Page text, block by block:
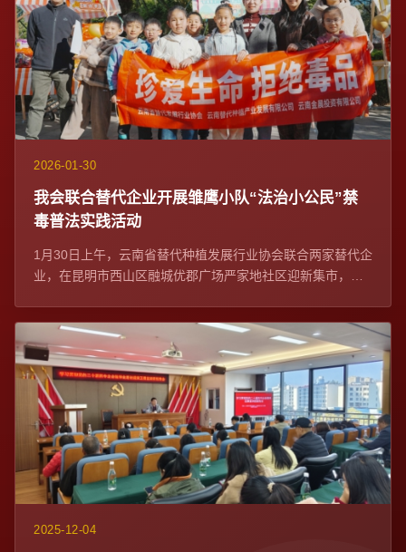
2026-01-30
我会联合替代企业开展雏鹰小队“法治小公民”禁
毒普法实践活动
1月30日上午，云南省替代种植发展行业协会联合两家替代企
业，在昆明市西山区融城优郡广场严家地社区迎新集市，开
2025-12-04